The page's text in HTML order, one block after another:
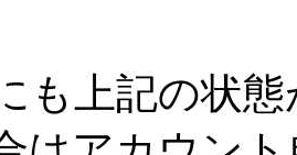
も上記の状態